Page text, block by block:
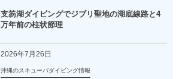
支笏湖ダイビングでジブリ聖地の湖底線路と4
万年前の柱状節理
2026年7月26日
沖縄のスキューバダイビング情報